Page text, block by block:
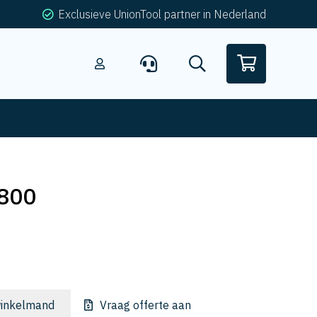
Exclusieve UnionTool partner in Nederland
Vraag offerte aan